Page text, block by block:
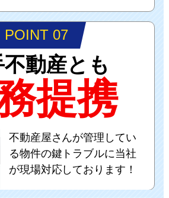
POINT 07
不動産とも
提携
不動産屋さんが管理してい
る物件の鍵トラブルに当社
が現場対応しております！